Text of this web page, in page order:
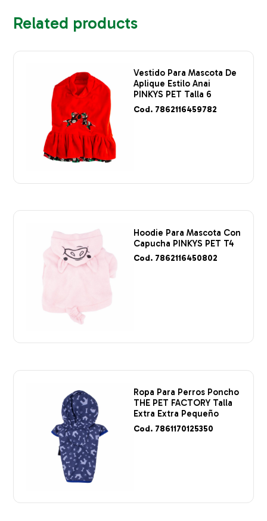
Related products
Vestido Para Mascota De
Aplique Estilo Anai
PINKYS PET Talla 6
Cod. 7862116459782
Hoodie Para Mascota Con
Capucha PINKYS PET T4
Cod. 7862116450802
Ropa Para Perros Poncho
THE PET FACTORY Talla
Extra Extra Pequeño
Cod. 7861170125350